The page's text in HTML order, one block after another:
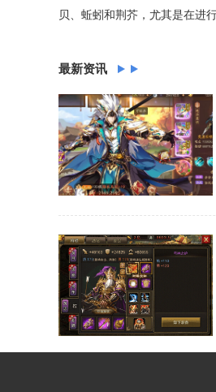
贝、蚯蚓和荆芥，尤其是在进
最新资讯